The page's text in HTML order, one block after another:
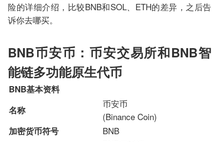
险的详细介绍，比较BNB和SOL、ETH的差异，之后告
诉你去哪买。
BNB币安币：币安交易所和BNB智
能链多功能原生代币
BNB基本资料
名称
币安币
(Binance Coin)
加密货币符号 BNB